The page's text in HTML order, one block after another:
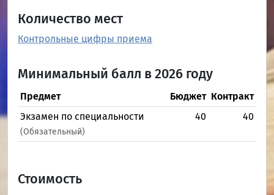
Количество мест
Контрольные цифры приема
Минимальный балл в 2026 году
Предмет Бюджет Контракт
Экзамен по специальности
(Обязательный)
40 40
Стоимость